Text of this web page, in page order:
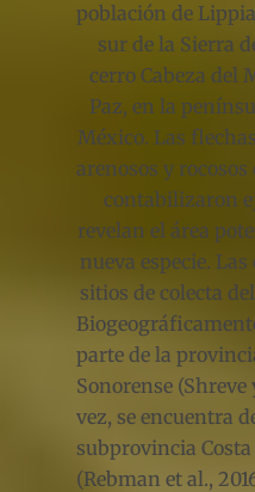
población de
sur de la Sierra
cerro Cabeza del
Paz, en la
México. Las
arenosos y
contabilizaron
revelan el área
nueva especie.
sitios de colecta
parte de la
Sonorense
vez, se encuentra
subprovincia
(Rebman et al.,